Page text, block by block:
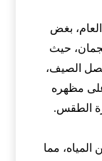
بغض
حيث
الصيف،
مظهره
الطقس.
مما